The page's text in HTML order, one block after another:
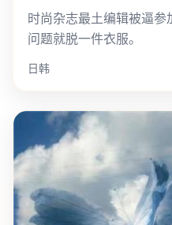
时尚杂志最土编辑被逼
问题就脱一件衣服。
日韩